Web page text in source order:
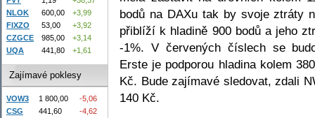
bodů na DAXu tak by svoje ztráty
přiblíží k hladině 900 bodů a jeho
-1%. V červených číslech se
Erste je podporou hladina kolem
Kč. Bude zajímavé sledovat, zdali
140 Kč.
NLOK
600,00
+3,99
FIXZO
53,00
+3,92
CZGCE
985,00
+3,14
UQA
441,80 +1,61
Zajímavé poklesy
VOW3 1 800,00
-5,06
CSG
441,60
-4,62